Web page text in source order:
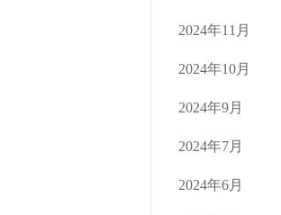
2024年11月
2024年10月
2024年9月
2024年7月
2024年6月